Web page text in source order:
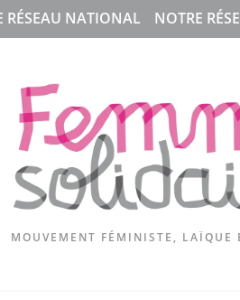
RÉSEAU NATIONAL NOTRE
MOUVEMENT FÉMINISTE, LAÏQUE